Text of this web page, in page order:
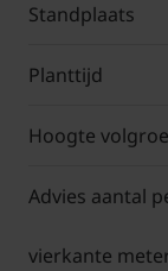
Standplaats
Planttijd
Hoogte
Advies aantal
vierkante